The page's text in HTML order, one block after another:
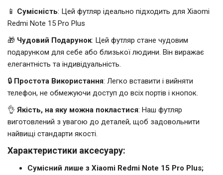
📱 Сумісність: Цей футляр ідеально підходить для Xiaomi
Redmi Note 15 Pro Plus
🎁 Чудовий Подарунок: Цей футляр стане чудовим
подарунком для себе або близької людини. Він виражає
елегантність та індивідуальність.
🔒 Простота Використання: Легко вставити і вийняти
телефон, не обмежуючи доступ до всіх портів і кнопок.
👌 Якість, на яку можна покластися: Наш футляр
виготовлений з увагою до деталей, щоб задовольнити
найвищі стандарти якості.
Характеристики аксесуару:
Сумісний лише з Xiaomi Redmi Note 15 Pro Plus;